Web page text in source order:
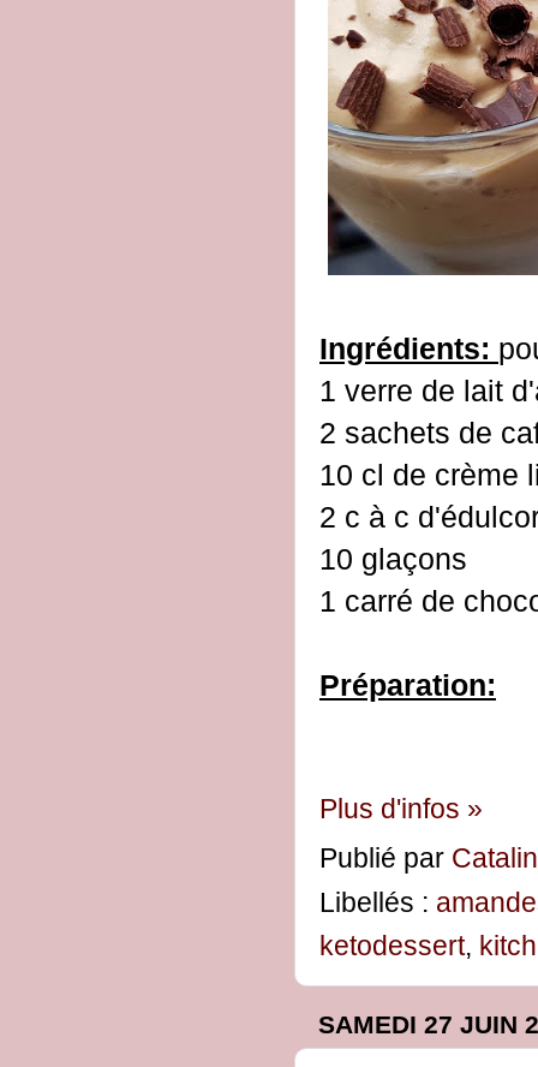
Ingrédients:
1 verre de lait
2 sachets de
10 cl de crème
2 c à c
10 glaçons
1 carré de
Préparation:
Plus d'infos »
Publié par
Libellés :
ketodessert,
SAMEDI 27 JUIN